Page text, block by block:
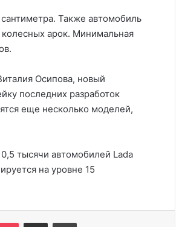
Также автомобиль
арок. Минимальная
Осипова, новый
последних разработок
еще несколько моделей,
тысячи автомобилей Lada
на уровне 15
Три четверти американцев боятся
транспортных средств